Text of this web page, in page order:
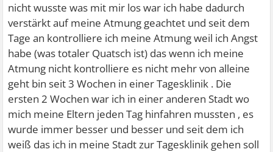
nicht wusste was mit mir los war ich habe dadurch
verstärkt auf meine Atmung geachtet und seit dem
Tage an kontrolliere ich meine Atmung weil ich Angst
habe (was totaler Quatsch ist) das wenn ich meine
Atmung nicht kontrolliere es nicht mehr von alleine
geht bin seit 3 Wochen in einer Tagesklinik . Die
ersten 2 Wochen war ich in einer anderen Stadt wo
mich meine Eltern jeden Tag hinfahren mussten , es
wurde immer besser und besser und seit dem ich
weiß das ich in meine Stadt zur Tagesklinik gehen soll